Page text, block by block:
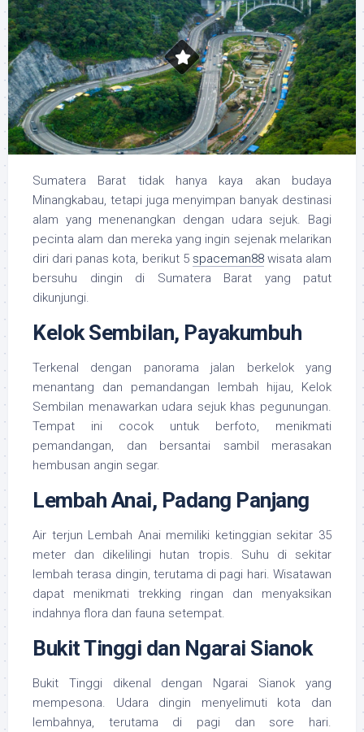
Sumatera Barat tidak hanya kaya akan budaya
Minangkabau, tetapi juga menyimpan banyak destinasi
alam yang menenangkan dengan udara sejuk. Bagi
pecinta alam dan mereka yang ingin sejenak melarikan
diri dari panas kota, berikut 5 spaceman88wisata alam
bersuhu dingin di Sumatera Barat yang patut
dikunjungi.
Kelok Sembilan, Payakumbuh
Terkenal dengan panorama jalan berkelok yang
menantang dan pemandangan lembah hijau, Kelok
Sembilan menawarkan udara sejuk khas pegunungan.
Tempat ini cocok untuk berfoto, menikmati
pemandangan, dan bersantai sambil merasakan
hembusan angin segar.
Lembah Anai, Padang Panjang
Air terjun Lembah Anai memiliki ketinggian sekitar 35
meter dan dikelilingi hutan tropis. Suhu di sekitar
lembah terasa dingin, terutama di pagi hari. Wisatawan
dapat menikmati trekking ringan dan menyaksikan
indahnya flora dan fauna setempat.
Bukit Tinggi dan Ngarai Sianok
Bukit Tinggi dikenal dengan Ngarai Sianok yang
mempesona. Udara dingin menyelimuti kota dan
lembahnya, terutama di pagi dan sore hari.